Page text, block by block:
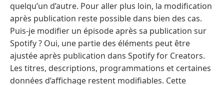
quelqu’un d’autre. Pour aller plus loin, la modification
après publication reste possible dans bien des cas.
Puis-je modifier un épisode après sa publication sur
Spotify ? Oui, une partie des éléments peut être
ajustée après publication dans Spotify for Creators.
Les titres, descriptions, programmations et certaines
données d’affichage restent modifiables. Cette